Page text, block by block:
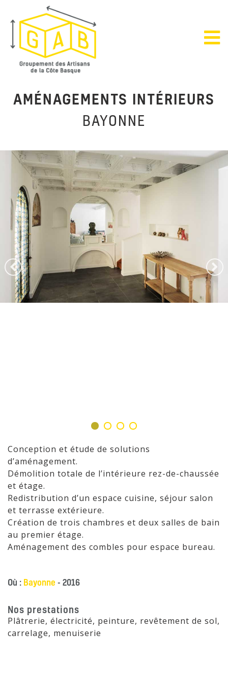
AMÉNAGEMENTS INTÉRIEURS
BAYONNE
Conception et étude de solutions
d’aménagement.
Démolition totale de l’intérieure rez-de-chaussée
et étage.
Redistribution d’un espace cuisine, séjour salon
et terrasse extérieure.
Création de trois chambres et deux salles de bain
au premier étage.
Aménagement des combles pour espace bureau.
Où : Bayonne - 2016
Nos prestations
Plâtrerie, électricité, peinture, revêtement de sol,
carrelage, menuiserie